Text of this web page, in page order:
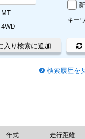
MT
4WD
キー
入り検索に追加
検索履歴を
年式 走行距離